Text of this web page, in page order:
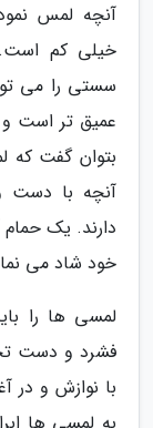
آنچه لمس
خیلی کم
سستی را می
عمیق تر است
بتوان گفت که
آنچه با دست
دارند. یک
خود شاد می
لمسی ها را
فشرد و دست
با نوازش و